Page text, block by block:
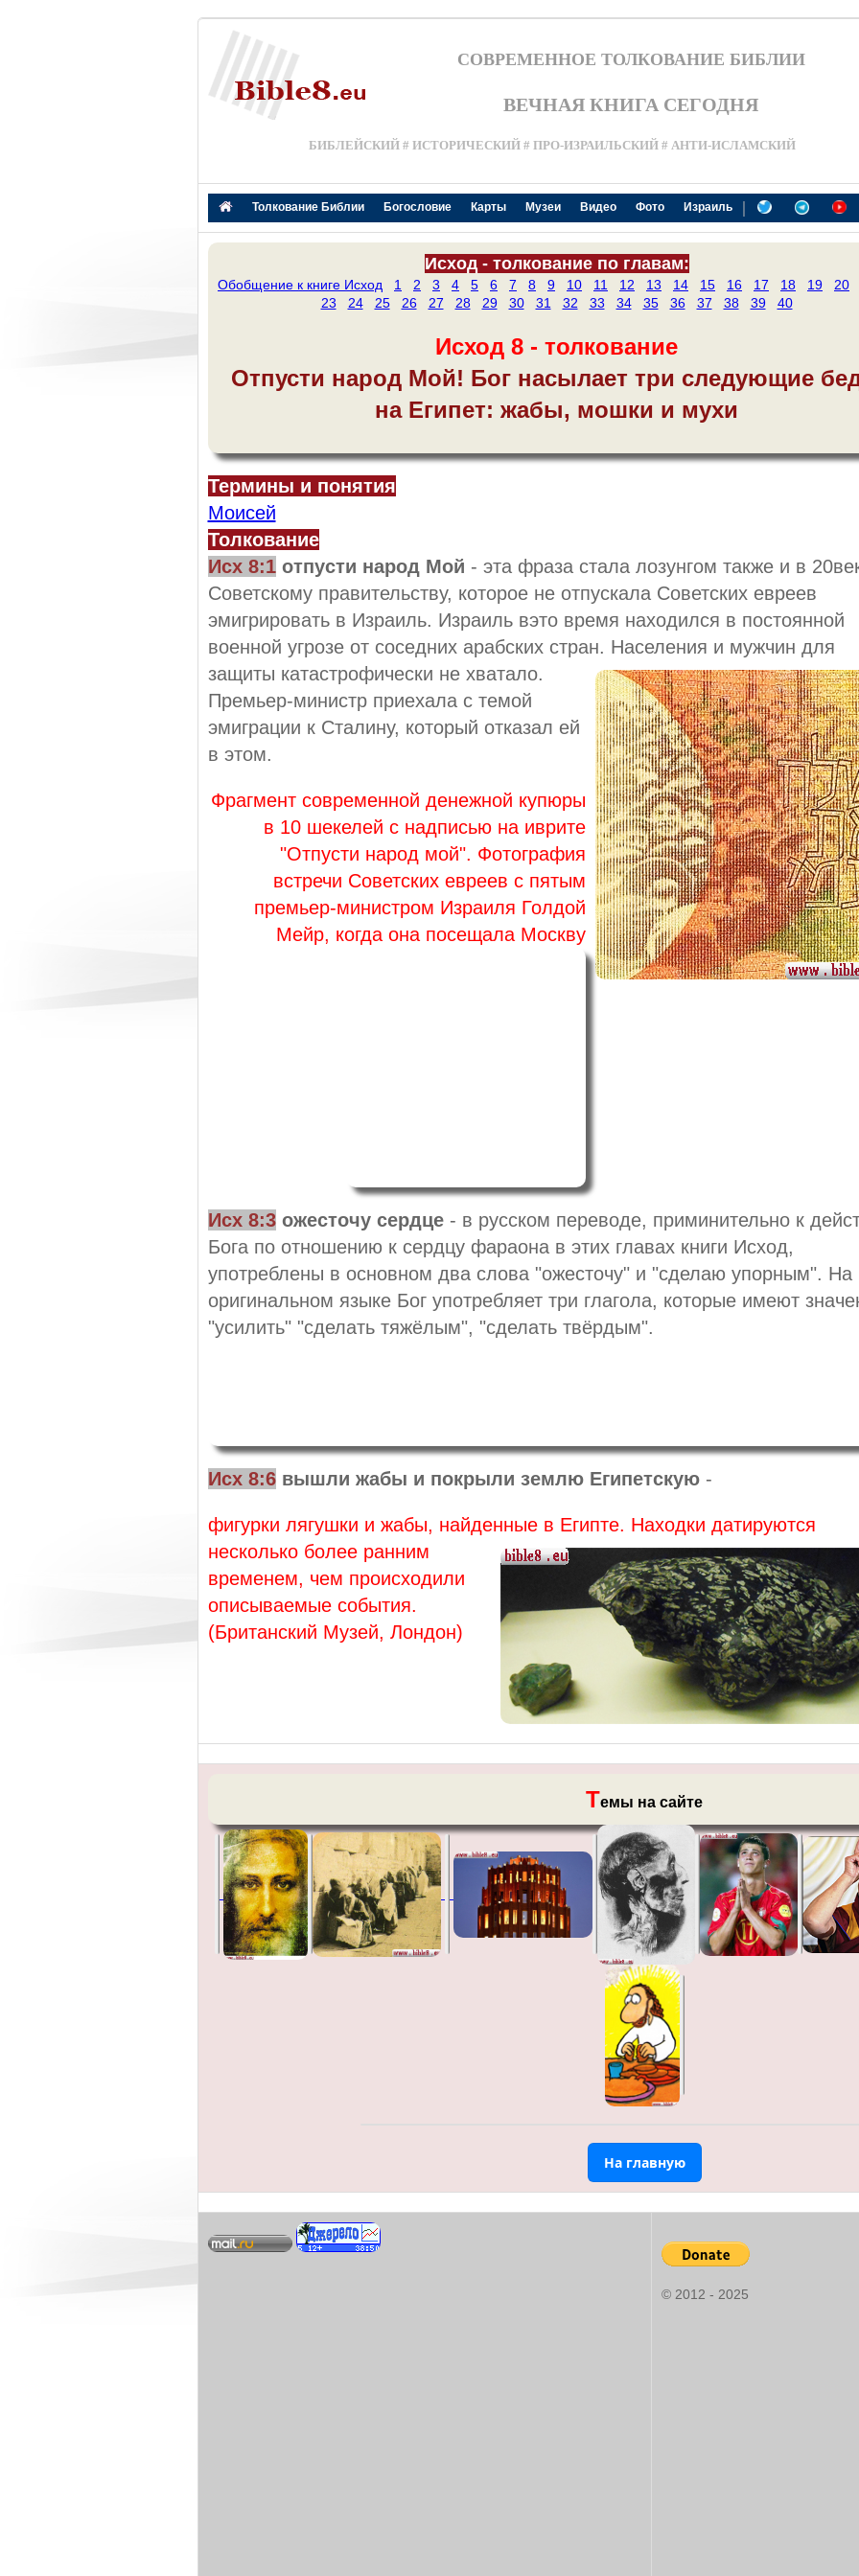
СОВРЕМЕННОЕ ТОЛКОВАНИЕ БИБЛИИ
ВЕЧНАЯ КНИГА СЕГОДНЯ
БИБЛЕЙСКИЙ # ИСТОРИЧЕСКИЙ # ПРО-ИЗРАИЛЬСКИЙ # АНТИ-ИСЛАМСКИЙ
Толкование Библии Богословие Карты Музеи Видео Фото Израиль |
Исход - толкование по главам:
Обобщение к книге Исход 1 2 3 4 5 6 7 8 9 10 11 12 13 14 15 16 17 18 19
20
23
24 25 26 27 28 29 30 31 32 33 34 35 36 37 38 39 40
Исход 8 - толкование
Отпусти народ Мой! Бог насылает три следующие
на Египет: жабы, мошки и мухи
Термины и понятия
Моисей
Толкование
Исх 8:1отпусти народ Мой - эта фраза стала лозунгом также и в
Советскому правительству, которое не отпускала Советских евреев
эмигрировать в Израиль. Израиль вэто время находился в постоянной
военной угрозе от соседних арабских стран. Населения и мужчин для
защиты катастрофически не хватало.
Премьер-министр приехала с темой
эмиграции к Сталину, который отказал ей
в этом.
Фрагмент современной денежной купюры
в 10 шекелей с надписью на иврите
"Отпусти народ мой". Фотография
встречи Советских евреев с пятым
премьер-министром Израиля Голдой
Мейр, когда она посещала Москву
Исх 8:3 ожесточу сердце- в русском переводе, приминительно к
Бога по отношению к сердцу фараона в этих главах книги Исход,
употреблены в основном два слова "ожесточу" и "сделаю упорным". На
оригинальном языке Бог употребляет три глагола, которые имеют
"усилить" "сделать тяжёлым", "сделать твёрдым".
Исх 8:6вышли жабы и покрыли землю Египетскую-
фигурки лягушки и жабы, найденные в Египте. Находки датируются
несколько более ранним
временем, чем происходили
описываемые события.
(Британский Музей, Лондон)
Темы на сайте
На главную
© 2012 - 2025